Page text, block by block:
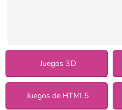
Juegos 3D
Juegos de HTML5